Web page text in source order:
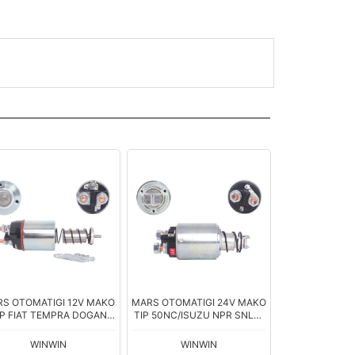
OTOMATIGI 12V MAKO
FIAT TEMPRA DOGAN
WINWIN
MARS OTOMATIGI 24V MAKO
TIP 50NC/ISUZU NPR SNLS-
260 63693901
WINWIN